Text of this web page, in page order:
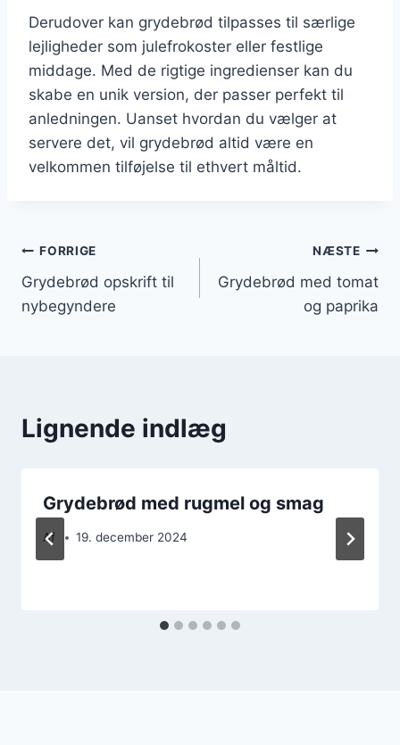
Derudover kan grydebrød tilpasses til særlige
lejligheder som julefrokoster eller festlige
middage. Med de rigtige ingredienser kan du
skabe en unik version, der passer perfekt til
anledningen. Uanset hvordan du vælger at
servere det, vil grydebrød altid være en
velkommen tilføjelse til ethvert måltid.
Indlægsnavigation
FORRIGE
Grydebrød opskrift til
nybegyndere
NÆSTE
Grydebrød med tomat
og paprika
Lignende indlæg
Grydebrød med rugmel og smag
Af 19. december 2024